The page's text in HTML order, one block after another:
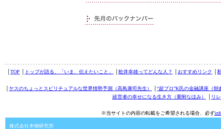
TOP トップが語る、「いま、伝えたいこと」 舩井幸雄ってどんな人？ おすすめリンク
ヤスのちょっとスピリチュアルな世界情勢予測（高島康司先生）
“超プロ”K氏の金融講座（朝
経営者の幸せになる生き方（乗附なほみ）
リ
※当サイトの内容の転載をご希望される場合、必ず
株式会社本物研究所